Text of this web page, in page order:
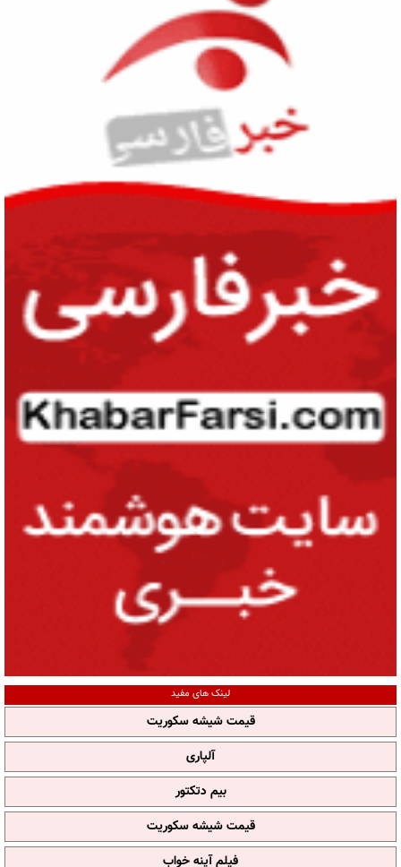
لینک های مفید
قیمت شیشه سکوریت
آلپاری
بیم دتکتور
قیمت شیشه سکوریت
فیلم آپنه خواب